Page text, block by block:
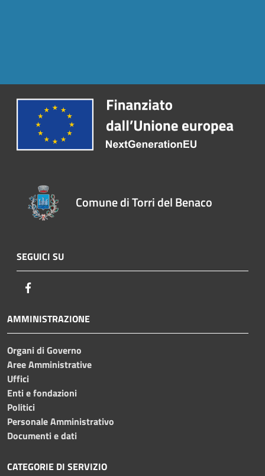
Comune di Torri del Benaco
SEGUICI SU
AMMINISTRAZIONE
Organi di Governo
Aree Amministrative
Uffici
Enti e fondazioni
Politici
Personale Amministrativo
Documenti e dati
CATEGORIE DI SERVIZIO